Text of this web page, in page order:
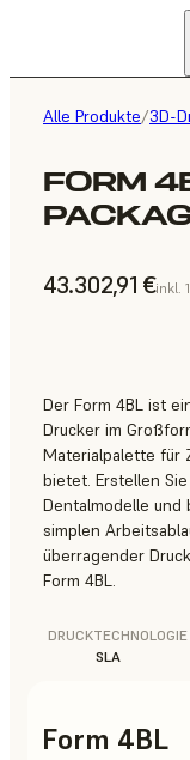
Alle Produkte/3D-
FORM
43.302,91 €inkl.
Der Form 4BL ist
Drucker im
Materialpalette für
bietet. Erstellen
Dentalmodelle und
simplen
überragender
Form 4BL.
DRUCKTECHNOLOGIE
SLA
Form 4BL